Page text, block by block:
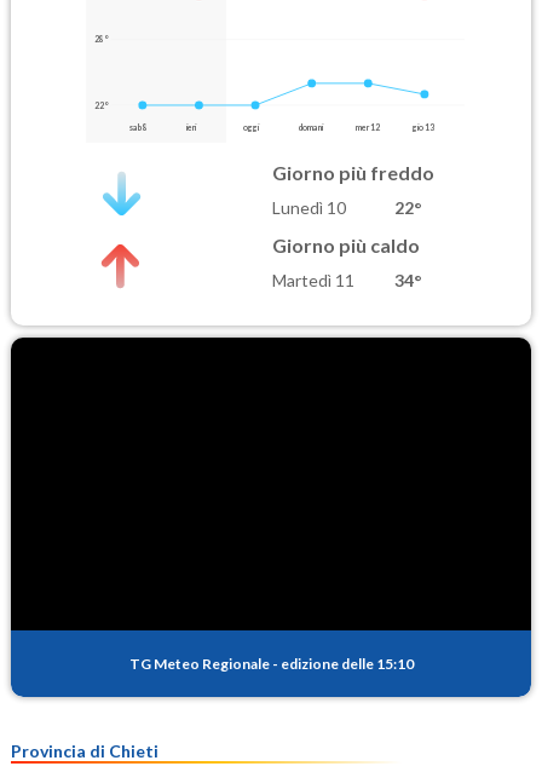
28°
22°
sab 8 ieri oggi domani mer 12 gio 13
Giorno più freddo
Lunedì 10 22°
Giorno più caldo
Martedì 11 34°
TG Meteo Regionale - edizione delle 15:10
Provincia di Chieti